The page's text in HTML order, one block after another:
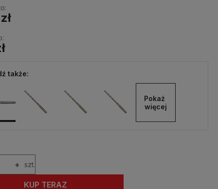
także:
Pokaż
więcej
+ szt.
KUP TERAZ